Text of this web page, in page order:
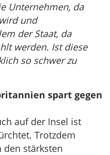
Unternehmen, da
und
der Staat, da
werden. Ist diese
so schwer zu
spart gegen
auf der Insel ist
Trotzdem
stärksten